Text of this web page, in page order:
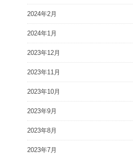
2024年2月
2024年1月
2023年12月
2023年11月
2023年10月
2023年9月
2023年8月
2023年7月